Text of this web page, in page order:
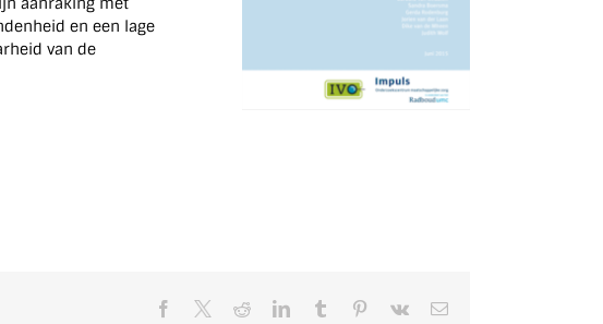
en een lage
van de
Facebook RedditLinkedInTumblr Pinterest
Vk
E-